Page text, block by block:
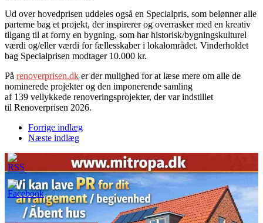
Ud over hovedprisen uddeles også en Specialpris, som belønner alle
parterne bag et projekt, der inspirerer og overrasker med en kreativ
tilgang til at forny en bygning, som har historisk/bygningskulturel
værdi og/eller værdi for fællesskaber i lokalområdet. Vinderholdet
bag Specialprisen modtager 10.000 kr.
På renoverprisen.dk er der mulighed for at læse mere om alle de
nominerede projekter og den imponerende samling
af 139 vellykkede renoveringsprojekter, der var indstillet
til Renoverprisen 2026.
Forrige indlæg
Næste indlæg